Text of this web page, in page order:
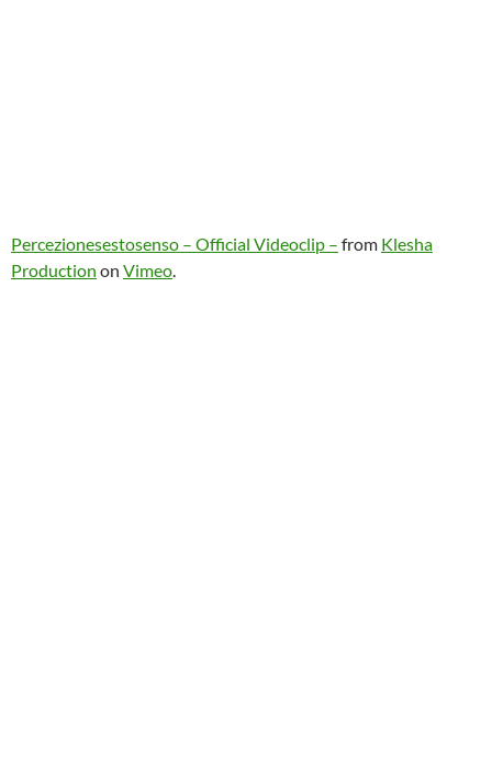
Percezionesestosenso – Official Videoclip – from Klesha
Production on Vimeo.